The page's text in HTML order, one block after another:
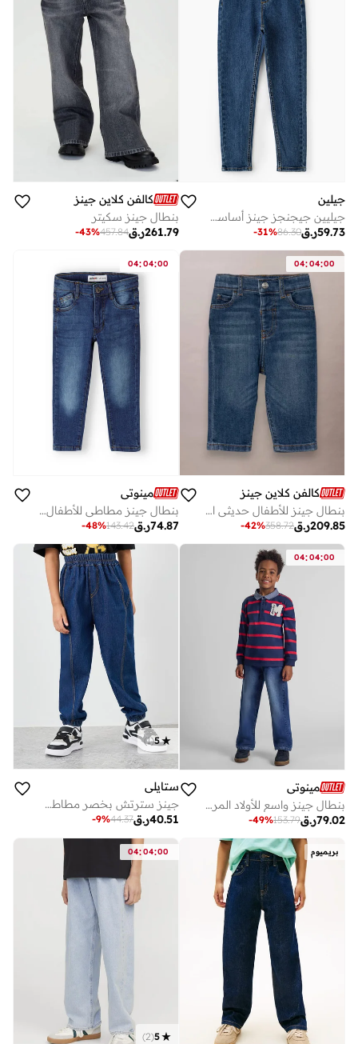
جيلين
جيليين جيجنجز جينز أساسي للبنات
ر.ق59.73
86.30
-31%
كالفن كلاين جينز
بنطال جينز سكيتر
ر.ق261.79
457.84
-43%
04:04:00
كالفن كلاين جينز
بنطال جينز للأطفال حديثي الولادة
ر.ق209.85
358.72
-42%
04:04:00
مينوتي
بنطال جينز مطاطي للأطفال بتصميم كلاسيكي بخمس جيوب
ر.ق74.87
143.42
-48%
04:04:00
مينوتي
بنطال جينز واسع للأولاد المراهقين برقعة على الخصر الخلفي
ر.ق79.02
153.79
-49%
5
(
1
)
ستايلي
جينز سترتش بخصر مطاطي للأولاد بلون أزرق داكن
ر.ق40.51
44.37
-9%
بريميوم 04:04:00
5
(
2
)